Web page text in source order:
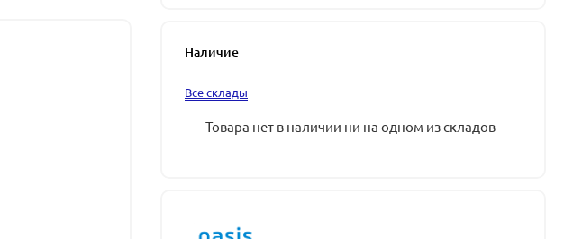
Наличие
Все склады
Товара нет в наличии ни на одном из складов